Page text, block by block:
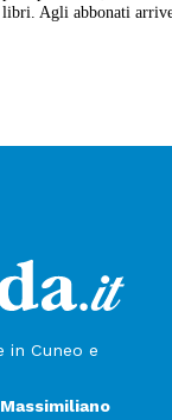
Agli abbonati
in Cuneo e
Massimiliano